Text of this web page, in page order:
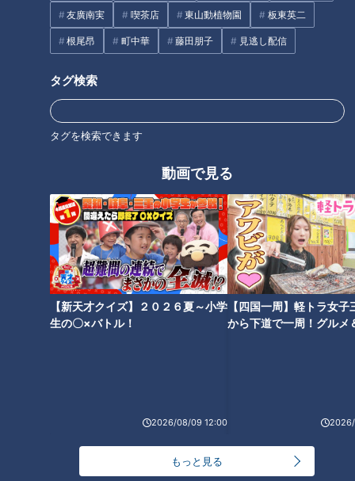
友廣南実 喫茶店 東山動植物園 板東英二
根尾昂 町中華 藤田朋子 見逃し配信
タグ検索
タグを検索できます
動画で見る
【新天才クイズ】２０２６夏～小学
生の〇×バトル！
2026/08/09 12:00
【四国一周】軽トラ女子
から下道で一周！グルメ
もっと見る
この食券販売機は、国際見本市にも出品されたが、120種類も
の食券を販売できる優れものだった。また翌年には、車を検知
して信号を切り替える世界初の「自動感応式信号機」も開発し
ていた。こうして培ってきた磁気や光学の技術を結集して「自
動改札機」の開発を進めた。さて、それを最初どこの駅に設置
するか？日本には、「人類の進歩と調和」をテーマとする世界
的なイベントが近づいていた。1970年（昭和45年）の大阪万
博である。会場へ大勢の観客を運ぶために千里線の延長計画を
進めていた阪急電鉄と、新しい北千里駅に「自動改札機」を置
くことで合意、1967年の駅開業と同時に世界初の本格的な
「自動改札機」10台がお目見えした。
北千里駅には自動改札機と共に、「自動券売機」と「カード式
定期券発行機」も設置された。立石電機が開発した3点セット
による“無人駅システム”が万博会場の目の前で実現したのだっ
た。もっとも、最初は乗客も戸惑った。改札機に定期券ごと入
がないという人員の「省力化」と、「自動化」による混雑解
現在、オムロン株式会社による自動券売機と自動改札機など